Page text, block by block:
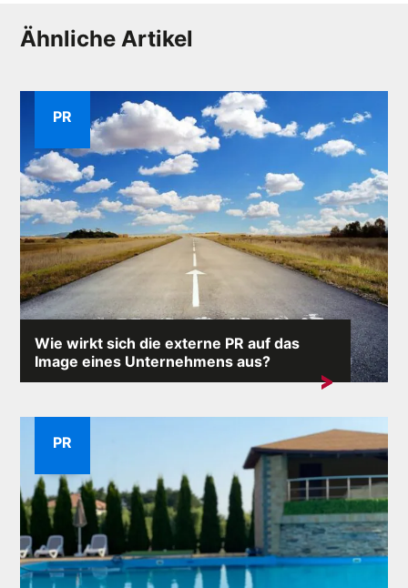
Ähnliche Artikel
Wie wirkt sich die externe PR auf das
Image eines Unternehmens aus?
Der Ruf eines Unternehmens ist einer seiner
PR
PR